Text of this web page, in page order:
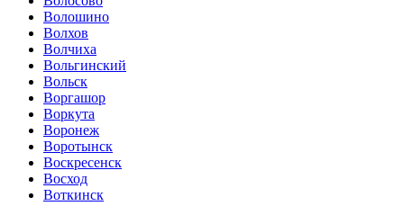
Волошино
Волхов
Волчиха
Вольгинский
Вольск
Воргашор
Воркута
Воронеж
Воротынск
Воскресенск
Восход
Воткинск